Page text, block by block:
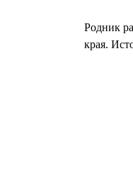
Родник
края.